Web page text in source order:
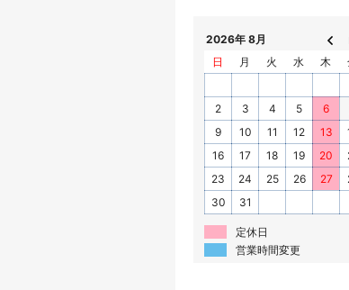
2026年 8月
日
月 火 水 木
2
3 4 5 6
9
10 11 12 13
16
17 18 19 20
23
24 25 26 27
30
31
定休日
営業時間変更